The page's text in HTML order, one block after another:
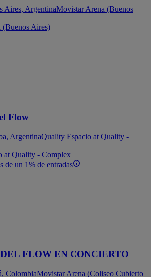
Aires, ArgentinaMovistar Arena (Buenos
(Buenos Aires)
Flow
ArgentinaQuality Espacio at Quality -
at Quality - Complex
de un 1% de entradas
FLOW EN CONCIERTO
ColombiaMovistar Arena (Coliseo Cubierto